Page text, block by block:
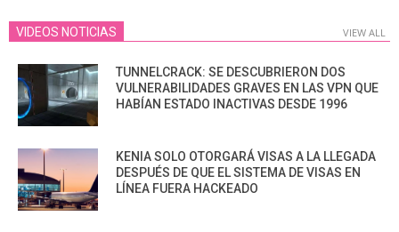
VIDEOS NOTICIAS VIEW ALL
TUNNELCRACK: SE DESCUBRIERON DOS
VULNERABILIDADES GRAVES EN LAS VPN QUE
HABÍAN ESTADO INACTIVAS DESDE 1996
KENIA SOLO OTORGARÁ VISAS A LA LLEGADA
DESPUÉS DE QUE EL SISTEMA DE VISAS EN
LÍNEA FUERA HACKEADO